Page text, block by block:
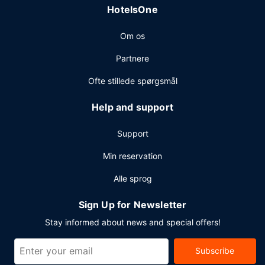
HotelsOne
Om os
Partnere
Ofte stillede spørgsmål
Help and support
Support
Min reservation
Alle sprog
Sign Up for Newsletter
Stay informed about news and special offers!
Subscribe